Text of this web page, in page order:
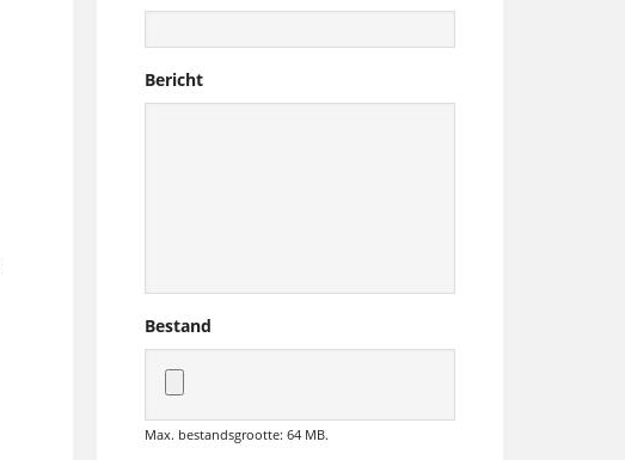
Bericht
Bestand
Max. bestandsgrootte: 64 MB.